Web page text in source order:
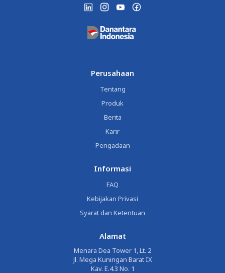
Perusahaan
Tentang
Produk
Berita
Karir
Pengadaan
Informasi
FAQ
Kebijakan Privasi
Syarat dan Ketentuan
Alamat
Menara Dea Tower 1, Lt. 2
Jl. Mega Kuningan Barat IX
Kav. E.4.3 No. 1